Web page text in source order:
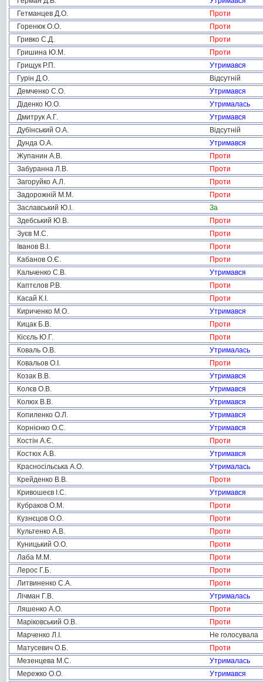
Гетманцев Д.О.
Проти
Горенюк О.О.
Проти
Гривко С.Д.
Проти
Гришина Ю.М.
Проти
Грищук Р.П.
Утримався
Гурін Д.О.
Відсутній
Демченко С.О.
Утримався
Діденко Ю.О.
Утрималась
Дмитрук А.Г.
Утримався
Дубінський О.А.
Відсутній
Дунда О.А.
Утримався
Жупанин А.В.
Проти
Забуранна Л.В.
Проти
Загоруйко А.Л.
Проти
Задорожній М.М.
Проти
Заславський Ю.І.
За
Здебський Ю.В.
Проти
Зуєв М.С.
Проти
Іванов В.І.
Проти
Кабанов О.Є.
Проти
Кальченко С.В.
Утримався
Каптєлов Р.В.
Проти
Касай К.І.
Проти
Кириченко М.О.
Утримався
Кицак Б.В.
Проти
Кісєль Ю.Г.
Проти
Коваль О.В.
Утрималась
Ковальов О.І.
Проти
Козак В.В.
Утримався
Колєв О.В.
Утримався
Колюх В.В.
Утримався
Копиленко О.Л.
Утримався
Корнієнко О.С.
Утримався
Костін А.Є.
Проти
Костюх А.В.
Утримався
Красносільська А.О.
Утрималась
Крейденко В.В.
Проти
Кривошеєв І.С.
Утримався
Кубраков О.М.
Проти
Кузнєцов О.О.
Проти
Культенко А.В.
Проти
Куницький О.О.
Проти
Лаба М.М.
Проти
Лерос Г.Б.
Проти
Литвиненко С.А.
Проти
Лічман Г.В.
Утрималась
Ляшенко А.О.
Проти
Маріковський О.В.
Проти
Марченко Л.І.
Не голосувала
Матусевич О.Б.
Проти
Мезенцева М.С.
Утрималась
Мережко О.О.
Утримався